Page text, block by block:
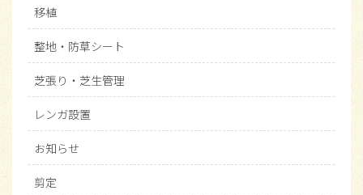
移植
整地・防草シート
芝張り・芝生管理
レンガ設置
お知らせ
剪定